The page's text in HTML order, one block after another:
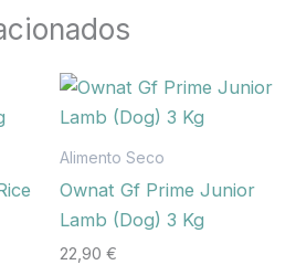
Alimento Seco
Ownat Gf Prime Junior
Lamb (Dog) 3 Kg
22,90 €